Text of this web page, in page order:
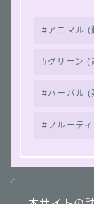
アニマル (
グリーン (
ハーバル (
フルーテ